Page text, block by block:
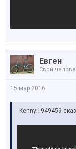
Евген
Свой
15 мар 2016
Kenny;1949459